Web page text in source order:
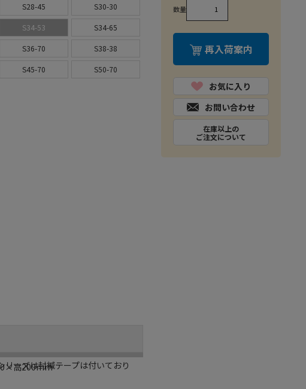
S28-45 S30-30
S34-53 S34-65
S36-70 S38-38
S45-70 S50-70
ーズは封緘テープは付いており
高200mm
数量
再入荷案内
お気に入り
お問い合わせ
在庫以上の
ご注文について